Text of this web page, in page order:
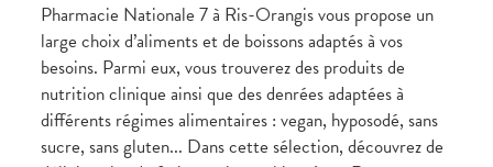
Rhumes
- état
grippaux
Soins
des
oreilles
Toux
grasses
Boissons
et
Aliments
SEVRAGE
TABAGIQUE
Etendre
Pastilles
Patchs
DENTAIRES
Etendre
Soins
dentaires
Bains de
bouche
TROUBLES DE
LA
CIRCULATION
Etendre
Jambes
Pharmacie Nationale 7 à Ris-Orangis vous propose un
large choix d’aliments et de boissons adaptés à vos
besoins. Parmi eux, vous trouverez des produits de
nutrition clinique ainsi que des denrées adaptées à
différents régimes alimentaires : vegan, hyposodé, sans
sucre, sans gluten... Dans cette sélection, découvrez de